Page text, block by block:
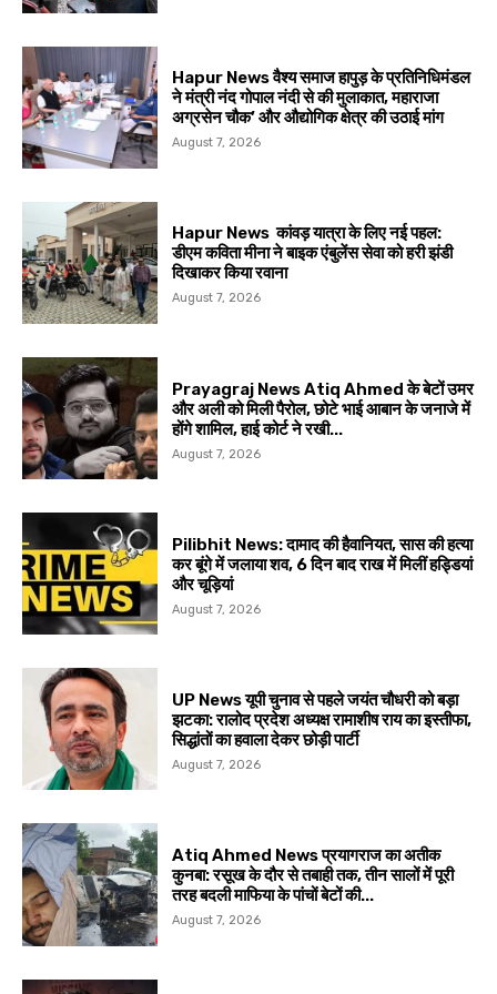
Hapur News वैश्य समाज हापुड़ के प्रतिनिधिमंडल
ने मंत्री नंद गोपाल नंदी से की मुलाकात, महाराजा
अग्रसेन चौक’ और औद्योगिक क्षेत्र की उठाई मांग
August 7, 2026
Hapur News कांवड़ यात्रा के लिए नई पहल:
डीएम कविता मीना ने बाइक एंबुलेंस सेवा को हरी झंडी
दिखाकर किया रवाना
August 7, 2026
Prayagraj News Atiq Ahmed के बेटों उमर
और अली को मिली पैरोल, छोटे भाई आबान के जनाजे में
होंगे शामिल, हाई कोर्ट ने रखी...
August 7, 2026
Pilibhit News: दामाद की हैवानियत, सास की हत्या
कर बूंगे में जलाया शव, 6 दिन बाद राख में मिलीं हड्डियां
और चूड़ियां
August 7, 2026
UP News यूपी चुनाव से पहले जयंत चौधरी को बड़ा
झटका: रालोद प्रदेश अध्यक्ष रामाशीष राय का इस्तीफा,
सिद्धांतों का हवाला देकर छोड़ी पार्टी
August 7, 2026
Atiq Ahmed News प्रयागराज का अतीक
कुनबा: रसूख के दौर से तबाही तक, तीन सालों में पूरी
तरह बदली माफिया के पांचों बेटों की...
August 7, 2026